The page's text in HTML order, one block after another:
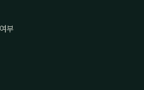
부